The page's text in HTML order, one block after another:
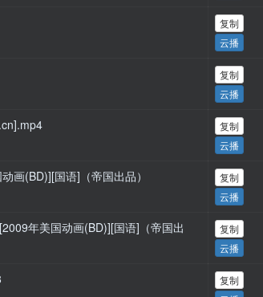
复制
云播
复制
云播
复制
云播
画(BD)][国语]（帝国出品）
复制
云播
年美国动画(BD)][国语]（帝国出
复制
云播
复制